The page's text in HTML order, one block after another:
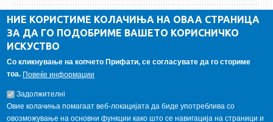
ДА Винчи магазин
Алумни асоцијација
ГАЛЕРИЈА
НИЕ КОРИСТИМЕ КОЛАЧИЊА НА ОВАА СТРАНИЦА
ЗА ДА ГО ПОДОБРИМЕ ВАШЕТО КОРИСНИЧКО
ИСКУСТВО
Со кликнување на копчето Прифати, се согласувате да го сториме
тоа. Повеќе информации
Задолжителнi
Овие колачиња помагаат веб-локацијата да биде употреблива со
овозможување на основни функции како што се навигација на страници и